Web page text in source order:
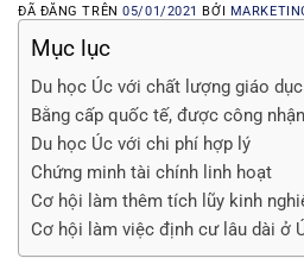
ĐÃ ĐĂNG TRÊN05/01/2021 BỞI
Mục lục
Du học Úc với chất lượng giáo
Bằng cấp quốc tế, được công
Du học Úc với chi phí hợp lý
Chứng minh tài chính linh hoạt
Cơ hội làm thêm tích lũy kinh
Cơ hội làm việc định cư lâu dài ở